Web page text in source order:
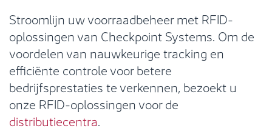
Stroomlijn uw voorraadbeheer met RFID-
oplossingen van Checkpoint Systems. Om de
voordelen van nauwkeurige tracking en
efficiënte controle voor betere
bedrijfsprestaties te verkennen, bezoekt u
onze RFID-oplossingen voor de
distributiecentra.